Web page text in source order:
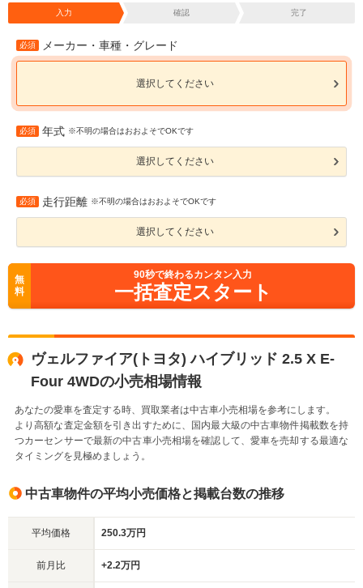
入力 確認 完了
必須 メーカー・車種・グレード
選択してください
必須 年式 ※不明の場合はおおよそでOKです
選択してください
必須 走行距離 ※不明の場合はおおよそでOKです
選択してください
無
料
90秒で終わるカンタン入力
一括査定スタート
ヴェルファイア(トヨタ) ハイブリッド 2.5 X E-
Four 4WDの小売相場情報
あなたの愛車を査定する時、買取業者は中古車小売相場を参考にします。
より高額な査定金額を引き出すために、国内最大級の中古車物件掲載数を持
つカーセンサーで最新の中古車小売相場を確認して、愛車を売却する最適な
タイミングを見極めましょう。
中古車物件の平均小売価格と掲載台数の推移
平均価格 250.3万円
前月比 +2.2万円